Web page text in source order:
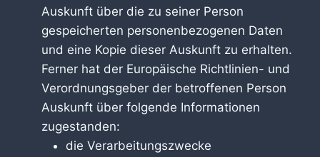
Auskunft über die zu seiner Person
gespeicherten personenbezogenen Daten
und eine Kopie dieser Auskunft zu erhalten.
Ferner hat der Europäische Richtlinien- und
Verordnungsgeber der betroffenen Person
Auskunft über folgende Informationen
zugestanden:
die Verarbeitungszwecke